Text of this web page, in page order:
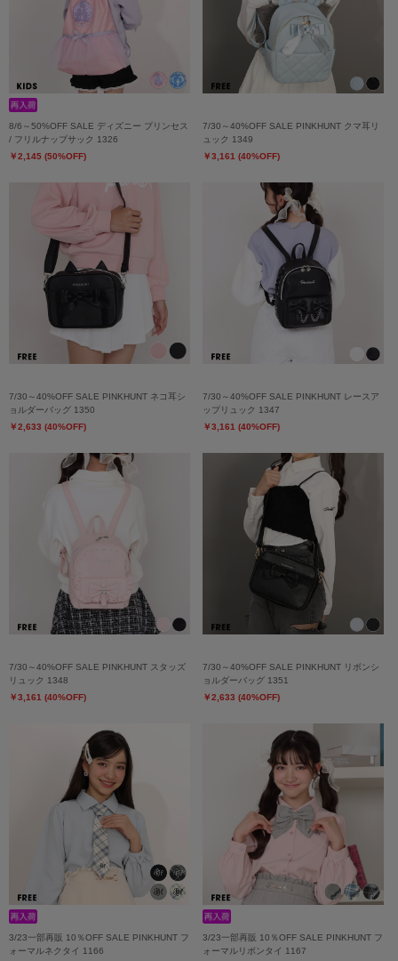
8/6～50%OFF SALE ディズニー プリンセス
/ フリルナップサック 1326
￥2,145 (50%OFF)
7/30～40%OFF SALE PINKHUNT クマ耳リ
ュック 1349
￥3,161 (40%OFF)
7/30～40%OFF SALE PINKHUNT ネコ耳シ
ョルダーバッグ 1350
￥2,633 (40%OFF)
7/30～40%OFF SALE PINKHUNT レースア
ップリュック 1347
￥3,161 (40%OFF)
7/30～40%OFF SALE PINKHUNT スタッズ
リュック 1348
￥3,161 (40%OFF)
7/30～40%OFF SALE PINKHUNT リボンシ
ョルダーバッグ 1351
￥2,633 (40%OFF)
3/23一部再販 10％OFF SALE PINKHUNT フ
ォーマルネクタイ 1166
3/23一部再販 10％OFF SALE PINKHUNT フ
ォーマルリボンタイ 1167